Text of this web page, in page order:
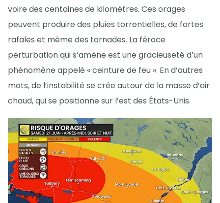
voire des centaines de kilomètres. Ces orages
peuvent produire des pluies torrentielles, de fortes
rafales et même des tornades. La féroce
perturbation qui s’amène est une gracieuseté d’un
phénomène appelé « ceinture de feu ». En d’autres
mots, de l’instabilité se crée autour de la masse d’air
chaud, qui se positionne sur l’est des États-Unis.